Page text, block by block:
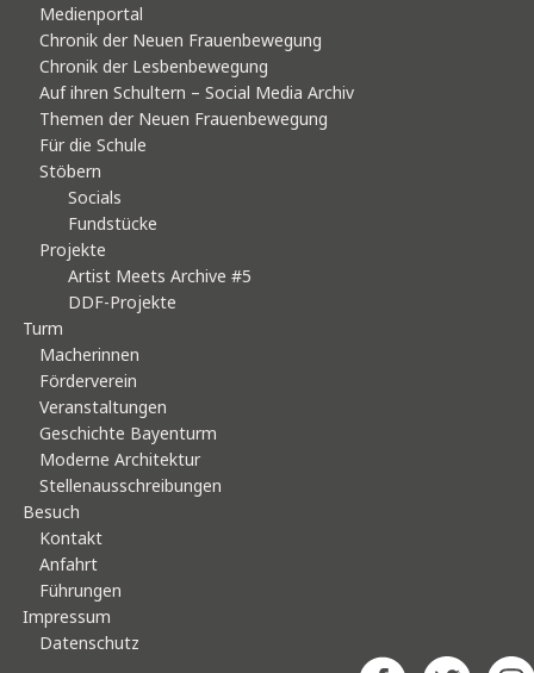
Medienportal
Chronik der Neuen Frauenbewegung
Chronik der Lesbenbewegung
Auf ihren Schultern – Social Media Archiv
Themen der Neuen Frauenbewegung
Für die Schule
Stöbern
Socials
Fundstücke
Projekte
Artist Meets Archive #5
DDF-Projekte
Turm
Macherinnen
Förderverein
Veranstaltungen
Geschichte Bayenturm
Moderne Architektur
Stellenausschreibungen
Besuch
Kontakt
Anfahrt
Führungen
Impressum
Datenschutz